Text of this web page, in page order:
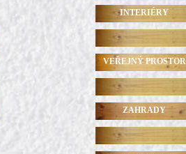
INTERIÉRY
VEŘEJNÝ PROSTOR
ZAHRADY